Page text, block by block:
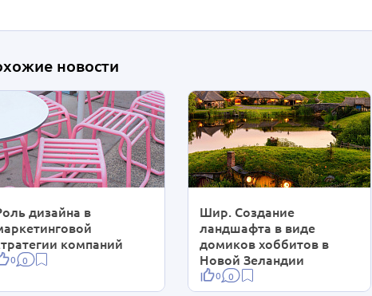
новости
дизайна в
компаний
0 0
Шир. Создание
ландшафта в виде
домиков хоббитов в
Новой Зеландии
0 0